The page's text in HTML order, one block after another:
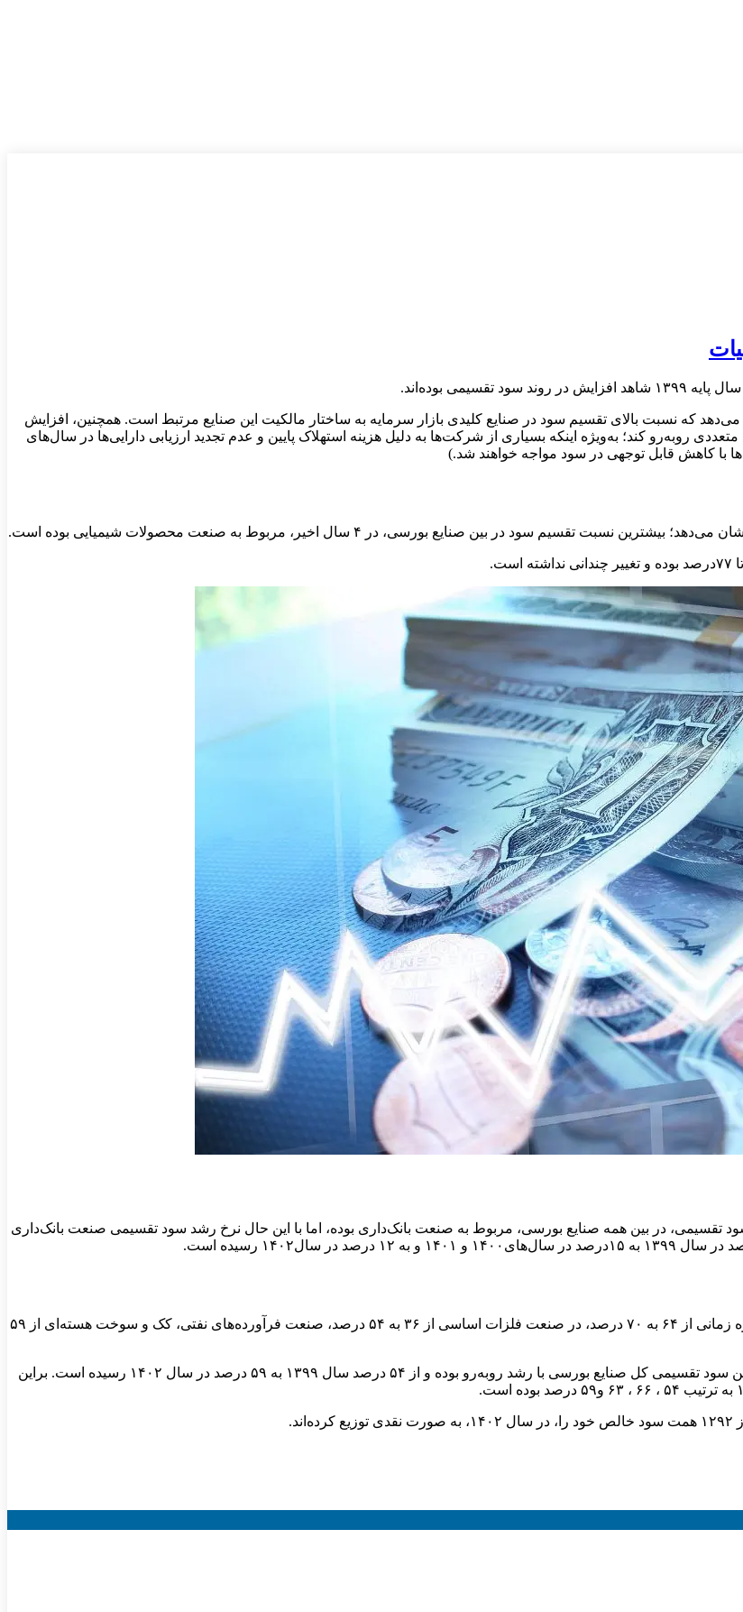
که نسبت بالای تقسیم سود در صنایع کلیدی بازار سرمایه به ساختار مالکیت این صنایع مرتبط است. همچنین، افزایش
روبه‌رو کند؛ به‌ویژه اینکه بسیاری از شرکت‌ها به دلیل هزینه استهلاک پایین و عدم تجدید ارزیابی دارایی‌ها در سال‌های
با کاهش قابل توجهی در سود مواجه خواهند شد.)
می‌دهد؛ بیشترین نسبت تقسیم سود در بین صنایع بورسی، در ۴ سال اخیر، مربوط به صنعت محصولات شیمیایی بوده است.
تقسیمی، در بین همه صنایع بورسی، مربوط به صنعت بانک‌داری بوده، اما با این حال نرخ رشد سود تقسیمی صنعت بانک‌داری
براساس این گزارش نرخ سود تقسیمی صنعت استخراج کانه‌های فلزی در این بازه زمانی از ۶۴ به ۷۰ درصد، در صنعت فلزات اساسی از ۳۶ به ۵۴ درصد، صنعت فرآورده‌های نفتی، کک و سوخت هسته‌ای از ۵۹
داده‌های گزارش اداره میز صنعت و رتبه‌بندی ناشران حاکی از آن است که میانگین سود تقسیمی کل صنایع بورسی با رشد روبه‌رو بوده و از ۵۴ درصد سال ۱۳۹۹ به ۵۹ درصد در سال ۱۴۰۲ رسیده است. براین